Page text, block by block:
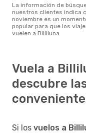
La información de búsqueda de
nuestros clientes indica
noviembre es un
popular para que los
vuelen a Billiluna
Vuela a
descubre
Si los vuelos a